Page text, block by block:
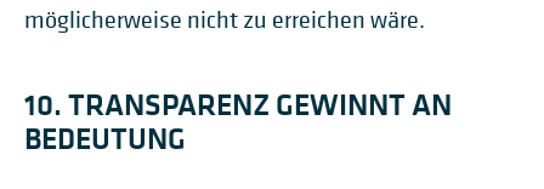
möglicherweise nicht zu erreichen wäre.
10. TRANSPARENZ GEWINNT AN
BEDEUTUNG